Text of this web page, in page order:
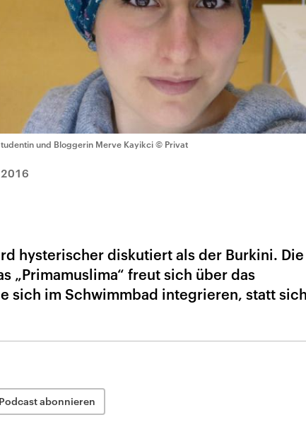
und Bloggerin Merve Kayikci © Privat
hysterischer diskutiert als der Burkini. Die
„Primamuslima“ freut sich über das
sich im Schwimmbad integrieren, statt sich
Podcast abonnieren